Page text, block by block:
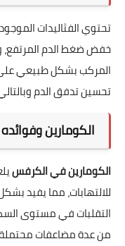
تحتوي الفثاليدات
خفض ضغط الدم
المركب بشكل طبيعي
تحسين تدفق الدم
الكومارين
الكومارين في الكرفس
للالتهابات، مما يفيد
التقلبات في مستوى
من عدة مضاعفات